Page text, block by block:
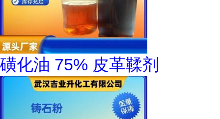
磺化油 75% 皮革鞣剂